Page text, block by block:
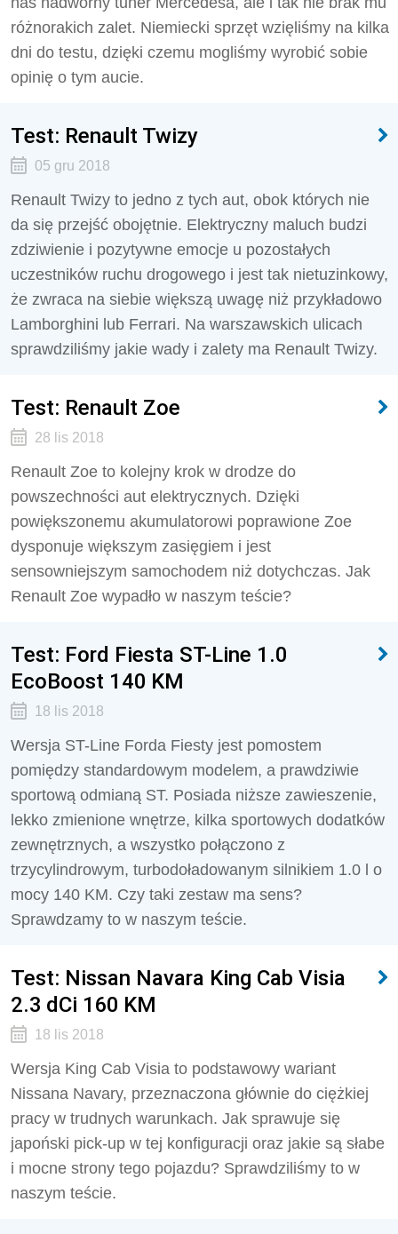
różnorakich zalet. Niemiecki sprzęt wzięliśmy na kilka
dni do testu, dzięki czemu mogliśmy wyrobić sobie
opinię o tym aucie.
Test: Renault Twizy
05 gru 2018
Renault Twizy to jedno z tych aut, obok których nie
da się przejść obojętnie. Elektryczny maluch budzi
zdziwienie i pozytywne emocje u pozostałych
uczestników ruchu drogowego i jest tak nietuzinkowy,
że zwraca na siebie większą uwagę niż przykładowo
Lamborghini lub Ferrari. Na warszawskich ulicach
sprawdziliśmy jakie wady i zalety ma Renault Twizy.
Test: Renault Zoe
28 lis 2018
Renault Zoe to kolejny krok w drodze do
powszechności aut elektrycznych. Dzięki
powiększonemu akumulatorowi poprawione Zoe
dysponuje większym zasięgiem i jest
sensowniejszym samochodem niż dotychczas. Jak
Renault Zoe wypadło w naszym teście?
Test: Ford Fiesta ST-Line 1.0
EcoBoost 140 KM
18 lis 2018
Wersja ST-Line Forda Fiesty jest pomostem
pomiędzy standardowym modelem, a prawdziwie
sportową odmianą ST. Posiada niższe zawieszenie,
lekko zmienione wnętrze, kilka sportowych dodatków
zewnętrznych, a wszystko połączono z
trzycylindrowym, turbodoładowanym silnikiem 1.0 l o
mocy 140 KM. Czy taki zestaw ma sens?
Sprawdzamy to w naszym teście.
Test: Nissan Navara King Cab Visia
2.3 dCi 160 KM
18 lis 2018
Wersja King Cab Visia to podstawowy wariant
Nissana Navary, przeznaczona głównie do ciężkiej
pracy w trudnych warunkach. Jak sprawuje się
japoński pick-up w tej konfiguracji oraz jakie są słabe
i mocne strony tego pojazdu? Sprawdziliśmy to w
naszym teście.